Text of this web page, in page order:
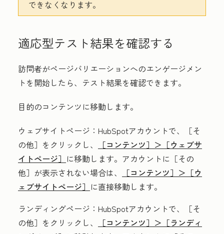
できなくなります。
適応型テスト結果を確認する
訪問者がページバリエーションへのエンゲージメン
トを開始したら、テスト結果を確認できます。
目的のコンテンツに移動します。
ウェブサイトページ ：HubSpotアカウントで、
［そ
の他］をクリックし、
［コンテンツ］＞ ［ウェブサ
イトページ］ に移動します。アカウントに ［その
他］が表示されない場合は、
［コンテンツ］＞ ［ウ
ェブサイトページ］ に直接移動します。
ランディングページ ：HubSpotアカウントで、
［そ
の他］をクリックし、
［コンテンツ］＞ ［ランディ